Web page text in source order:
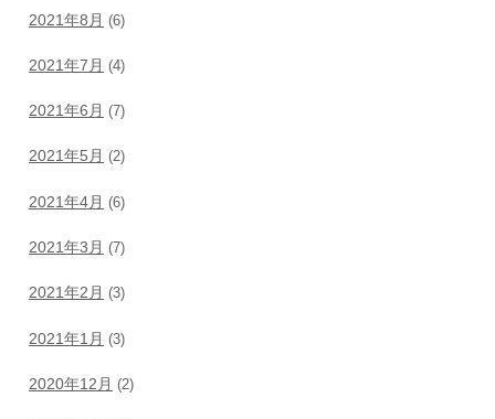
2021年8月 (6)
2021年7月 (4)
2021年6月 (7)
2021年5月 (2)
2021年4月 (6)
2021年3月 (7)
2021年2月 (3)
2021年1月 (3)
2020年12月 (2)